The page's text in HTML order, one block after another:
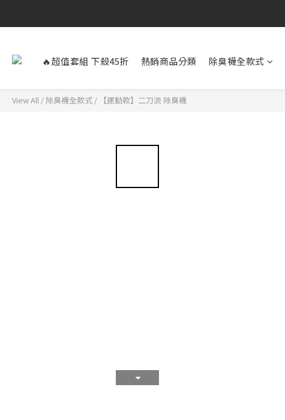
🔥超值套組 下殺45折 熱銷商品分類 除臭襪全款式
View All / 除臭襪全款式 / 【運動款】二刀流 除臭襪